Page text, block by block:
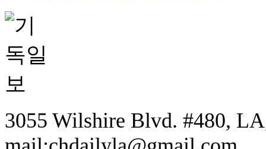
3055 Wilshire Blvd. #480,